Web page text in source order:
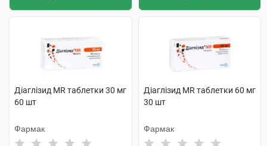
Діаглізид MR таблетки 30 мг
60 шт
Фармак
Діаглізид MR таблетки 60 мг
30 шт
Фармак